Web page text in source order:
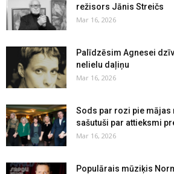
režisors Jānis Streičs
Mar 16, 2026
Palīdzēsim Agnesei
nelielu daļiņu
Mar 16, 2026
Sods par rozi pie mājas
sašutuši par attieksmi
Mar 16, 2026
Populārais mūziķis